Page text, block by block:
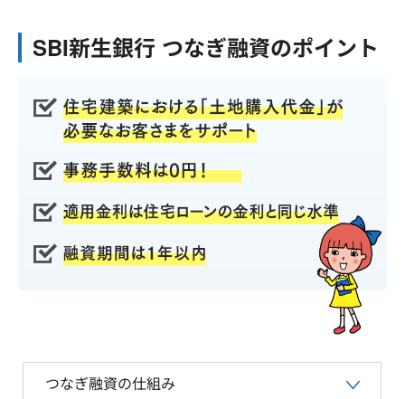
SBI新生銀行 つなぎ融資のポイント
つなぎ融資の仕組み